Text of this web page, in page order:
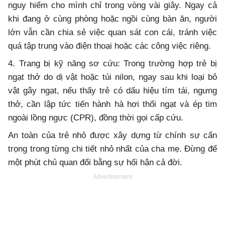
nguy hiểm cho mình chỉ trong vòng vài giây. Ngay cả
khi đang ở cùng phòng hoặc ngồi cùng bàn ăn, người
lớn vẫn cần chia sẻ việc quan sát con cái, tránh việc
quá tập trung vào điện thoại hoặc các công việc riêng.
4. Trang bị kỹ năng sơ cứu: Trong trường hợp trẻ bị
ngạt thở do dị vật hoặc túi nilon, ngay sau khi loại bỏ
vật gây ngạt, nếu thấy trẻ có dấu hiệu tím tái, ngưng
thở, cần lập tức tiến hành hà hơi thổi ngạt và ép tim
ngoài lồng ngực (CPR), đồng thời gọi cấp cứu.
An toàn của trẻ nhỏ được xây dựng từ chính sự cẩn
trọng trong từng chi tiết nhỏ nhất của cha mẹ. Đừng để
một phút chủ quan đổi bằng sự hối hận cả đời.
Advertisement